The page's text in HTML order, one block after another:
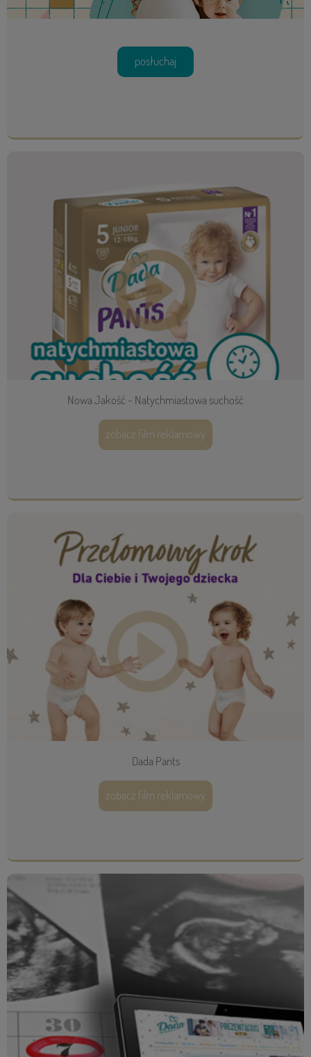
posłuchaj
Nowa Jakość - Natychmiastowa suchość
zobacz film reklamowy
Dada Pants
zobacz film reklamowy